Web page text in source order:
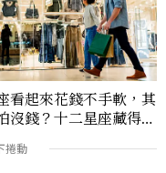
看起來花錢不手軟，其
沒錢？十二星座藏得最
，最後卻買最貴的